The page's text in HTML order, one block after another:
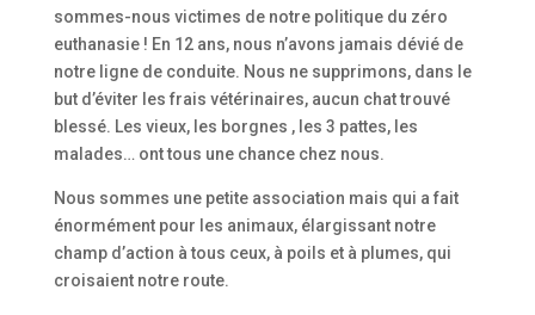
sommes-nous victimes de notre politique du zéro
euthanasie ! En 12 ans, nous n’avons jamais dévié de
notre ligne de conduite. Nous ne supprimons, dans le
but d’éviter les frais vétérinaires, aucun chat trouvé
blessé. Les vieux, les borgnes , les 3 pattes, les
malades… ont tous une chance chez nous.
Nous sommes une petite association mais qui a fait
énormément pour les animaux, élargissant notre
champ d’action à tous ceux, à poils et à plumes, qui
croisaient notre route.